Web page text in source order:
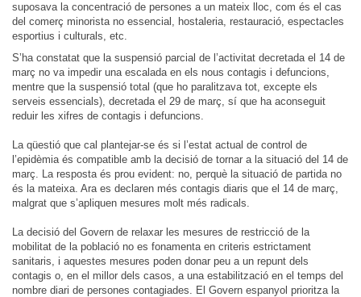
suposava la concentració de persones a un mateix lloc, com és el cas
del comerç minorista no essencial, hostaleria, restauració, espectacles
esportius i culturals, etc.
S’ha constatat que la suspensió parcial de l’activitat decretada el 14 de
març no va impedir una escalada en els nous contagis i defuncions,
mentre que la suspensió total (que ho paralitzava tot, excepte els
serveis essencials), decretada el 29 de març, sí que ha aconseguit
reduir les xifres de contagis i defuncions.
La qüestió que cal plantejar-se és si l’estat actual de control de
l’epidèmia és compatible amb la decisió de tornar a la situació del 14 de
març. La resposta és prou evident: no, perquè la situació de partida no
és la mateixa. Ara es declaren més contagis diaris que el 14 de març,
malgrat que s’apliquen mesures molt més radicals.
La decisió del Govern de relaxar les mesures de restricció de la
mobilitat de la població no es fonamenta en criteris estrictament
sanitaris, i aquestes mesures poden donar peu a un repunt dels
contagis o, en el millor dels casos, a una estabilització en el temps del
nombre diari de persones contagiades. El Govern espanyol prioritza la